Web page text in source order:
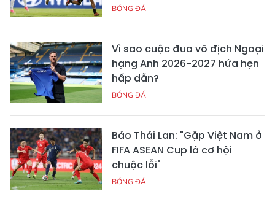
BÓNG ĐÁ
Vì sao cuộc đua vô địch Ngoại
hạng Anh 2026-2027 hứa hẹn
hấp dẫn?
BÓNG ĐÁ
Báo Thái Lan: "Gặp Việt Nam ở
FIFA ASEAN Cup là cơ hội
chuộc lỗi"
BÓNG ĐÁ